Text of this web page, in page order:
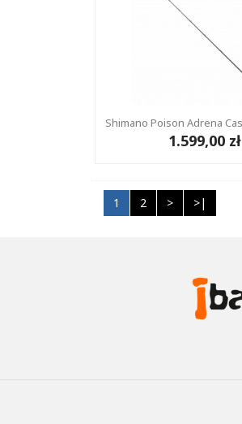
1.599,00 zł
1 2 > >|